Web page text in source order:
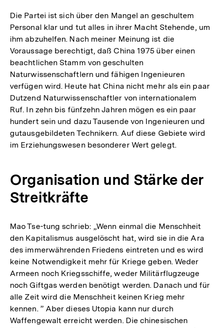
Die Partei ist sich über den Mangel an geschultem
Personal klar und tut alles in ihrer Macht Stehende, um
ihm abzuhelfen. Nach meiner Meinung ist die
Voraussage berechtigt, daß China 1975 über einen
beachtlichen Stamm von geschulten
Naturwissenschaftlern und fähigen Ingenieuren
verfügen wird. Heute hat China nicht mehr als ein paar
Dutzend Naturwissenschaftler von internationalem
Ruf. In zehn bis fünfzehn Jahren mögen es ein paar
hundert sein und dazu Tausende von Ingenieuren und
gutausgebildeten Technikern. Auf diese Gebiete wird
im Erziehungswesen besonderer Wert gelegt.
Organisation und Stärke der
Streitkräfte
Mao Tse-tung schrieb: „Wenn einmal die Menschheit
den Kapitalismus ausgelöscht hat, wird sie in die Ara
des immerwährenden Friedens eintreten und es wird
keine Notwendigkeit mehr für Kriege geben. Weder
Armeen noch Kriegsschiffe, weder Militärflugzeuge
noch Giftgas werden benötigt werden. Danach und für
alle Zeit wird die Menschheit keinen Krieg mehr
kennen. ” Aber dieses Utopia kann nur durch
Waffengewalt erreicht werden. Die chinesischen